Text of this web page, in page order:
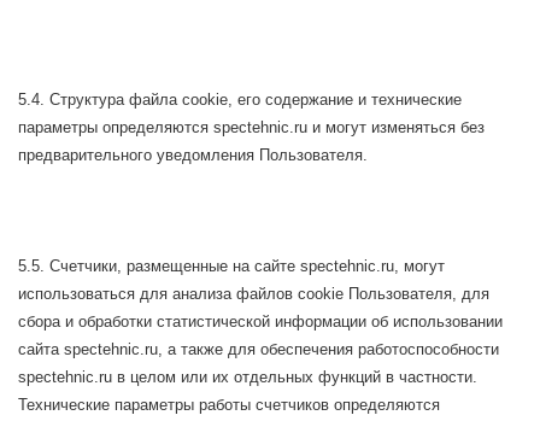
5.4. Структура файла cookie, его содержание и технические
параметры определяются spectehnic.ru и могут изменяться без
предварительного уведомления Пользователя.
5.5. Счетчики, размещенные на сайте spectehnic.ru, могут
использоваться для анализа файлов cookie Пользователя, для
сбора и обработки статистической информации об использовании
сайта spectehnic.ru, а также для обеспечения работоспособности
spectehnic.ru в целом или их отдельных функций в частности.
Технические параметры работы счетчиков определяются